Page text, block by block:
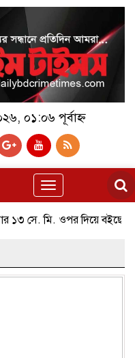
০১:০৬ পূর্বাহ্ন
Toggle
navigation
মি. ওপর দিয়ে বইছে তিস্তার